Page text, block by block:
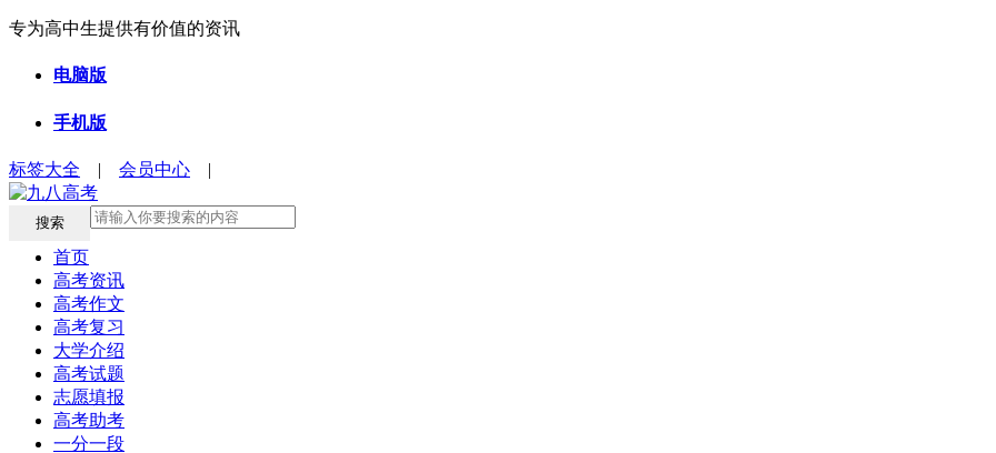
专为高中生提供有价值的资讯
电脑版
手机版
标签大全 | 会员中心 |
搜索
首页
高考资讯
高考作文
高考复习
大学介绍
高考试题
志愿填报
高考助考
一分一段